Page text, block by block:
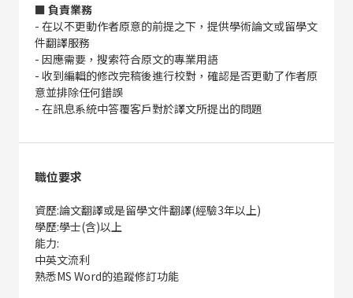
■ 負責業務
- 在以不更動作者原意的前提之下，提供學術論文或留學文
件翻譯服務
- 因應需要，搜索符合原文的專業用語
- 收到編輯的修改完稿後進行校對，確認是否更動了作者原
意並排除任何錯誤
- 在訊息系統中答覆客戶對於譯文所提出的問題
職位要求
資歷:論文翻譯或是留學文件翻譯(經驗3年以上)
學歷:學士(含)以上
能力:
中英文流利
熟悉MS Word的追蹤修訂功能